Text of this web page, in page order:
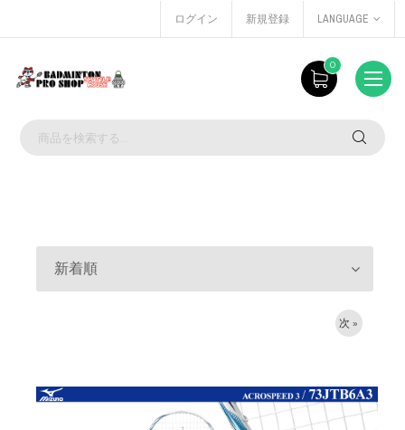
ログイン 新規登録 LANGUAGE
0
新着順
次 »